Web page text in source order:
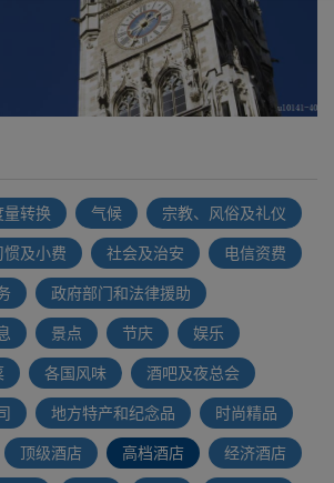
量转换 气候 宗教、风俗及礼仪
惯及小费 社会及治安 电信资费
政府部门和法律援助
景点 节庆 娱乐
各国风味 酒吧及夜总会
地方特产和纪念品 时尚精品
顶级酒店 高档酒店 经济酒店